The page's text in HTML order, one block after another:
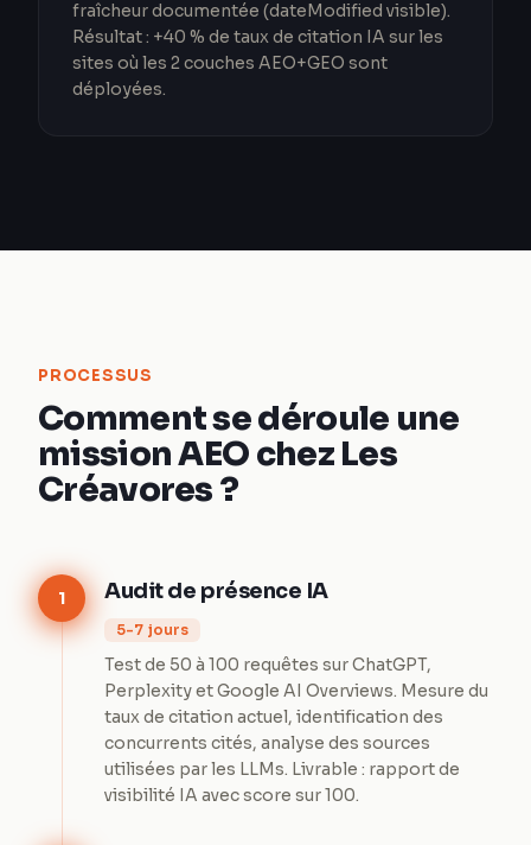
fraîcheur documentée (dateModified visible).
Résultat : +40 % de taux de citation IA sur les
sites où les 2 couches AEO+GEO sont
déployées.
PROCESSUS
Comment se déroule une
mission AEO chez Les
Créavores ?
1 Audit de présence IA
5-7 jours
Test de 50 à 100 requêtes sur ChatGPT,
Perplexity et Google AI Overviews. Mesure du
taux de citation actuel, identification des
concurrents cités, analyse des sources
utilisées par les LLMs. Livrable : rapport de
visibilité IA avec score sur 100.